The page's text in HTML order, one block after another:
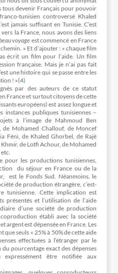
tous devenir Français pour pouvoir
tunisien controversé Khaled
jamais suffisant en Tunisie. C’est
la France, nous avons des liens
voyage est commencé en France
» Et d’ajouter : « chaque film
écrit un film pour l’aide. Un film
française. Mais je n’ai pas fait
une histoire qui se passe entre les
! »(4)
par des auteurs de ce statut
France et surtout citoyens de cette
européens) est assez longue et
instances publiques tunisiennes –
à l’image de Mahmoud Ben
de Mohamed Challouf, de Moncef
Féni, de Khaled Ghorbel, de Rajè
de Lotfi Achour, de Mohamed
pour les productions tunisiennes,
du séjour en France ou de la
est le Fonds Sud. Néanmoins, le
de production étrangère, c’est-
tunisienne. Cette implication est
présentés et l’utilisation de l’aide
d’une société de production
établi avec la société
argent est dépensée en France. Les
seuls « 25% à 50% de cette aide
effectuées à l’étranger par le
pourcentage exact des dépenses
expressément être notifiée aux